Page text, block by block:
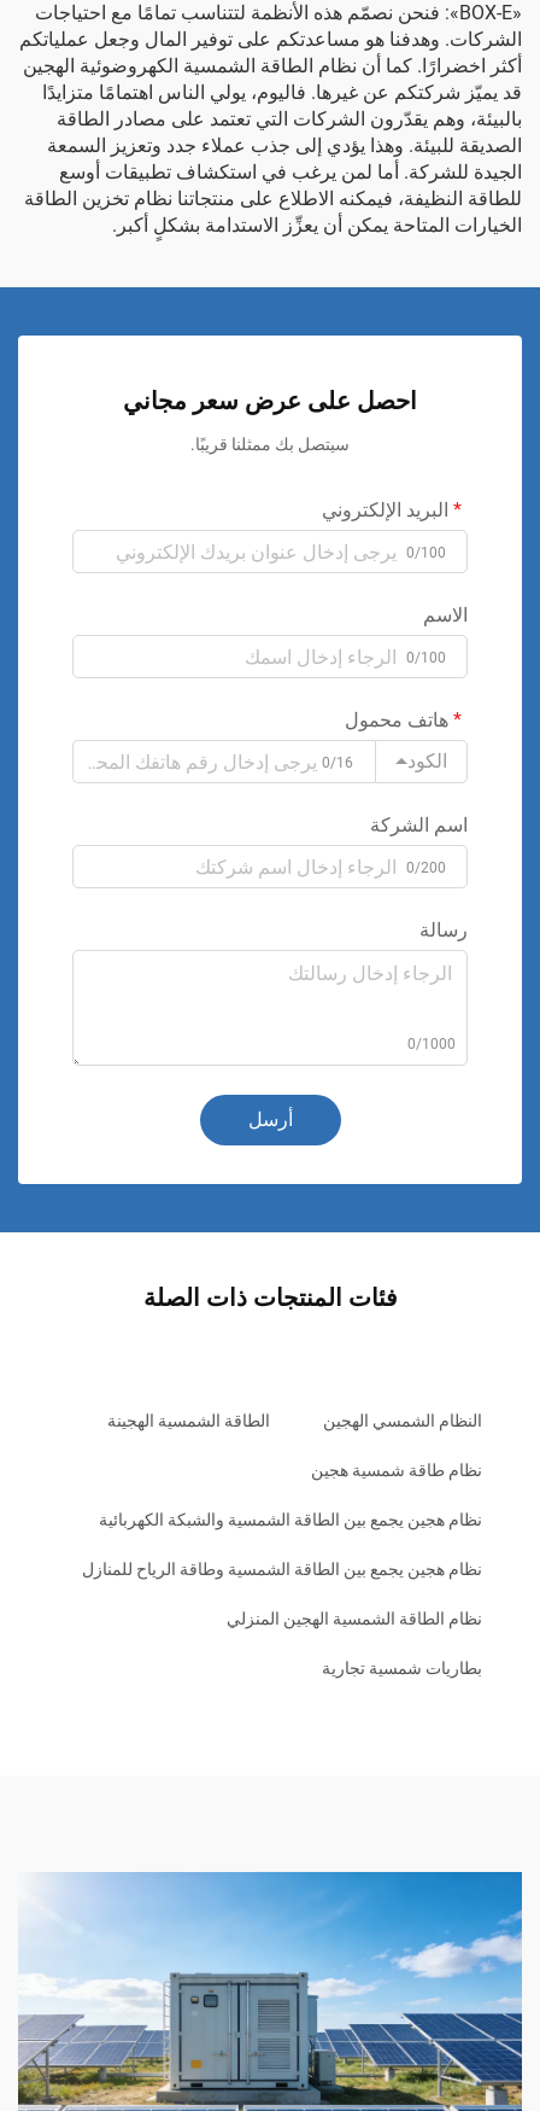
«BOX-E»: فنحن نصمّم هذه الأنظمة لتتناسب تمامًا مع احتياجات
الشركات. وهدفنا هو مساعدتكم على توفير المال وجعل عملياتكم
أكثر اخضرارًا. كما أن نظام الطاقة الشمسية الكهروضوئية الهجين
قد يميّز شركتكم عن غيرها. فاليوم، يولي الناس اهتمامًا متزايدًا
بالبيئة، وهم يقدّرون الشركات التي تعتمد على مصادر الطاقة
الصديقة للبيئة. وهذا يؤدي إلى جذب عملاء جدد وتعزيز السمعة
الجيدة للشركة. أما لمن يرغب في استكشاف تطبيقات أوسع
للطاقة النظيفة، فيمكنه الاطلاع على منتجاتنا نظام تخزين الطاقة
الخيارات المتاحة يمكن أن يعزِّز الاستدامة بشكلٍ أكبر.
احصل على عرض سعر مجاني
سيتصل بك ممثلنا قريبًا.
البريد الإلكتروني
0/100
الاسم
0/100
هاتف محمول
الكود
0/16
اسم الشركة
0/200
رسالة
0/1000
أرسل
فئات المنتجات ذات الصلة
النظام الشمسي الهجين الطاقة الشمسية الهجينة
نظام طاقة شمسية هجين
نظام هجين يجمع بين الطاقة الشمسية والشبكة الكهربائية
نظام هجين يجمع بين الطاقة الشمسية وطاقة الرياح للمنازل
نظام الطاقة الشمسية الهجين المنزلي
بطاريات شمسية تجارية